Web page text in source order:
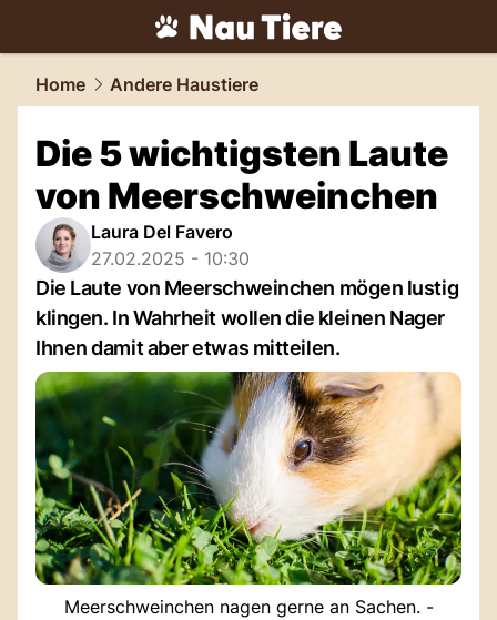
tiere.NAU.ch
Home Andere Haustiere
Die 5 wichtigsten Laute
von Meerschweinchen
Laura Del Favero
27.02.2025 - 10:30
Die Laute von Meerschweinchen mögen lustig
klingen. In Wahrheit wollen die kleinen Nager
Ihnen damit aber etwas mitteilen.
Meerschweinchen nagen gerne an Sachen. -